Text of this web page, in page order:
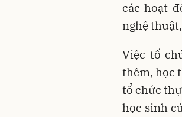
các hoạt
nghệ
Việc tổ
thêm, học
tổ chức
học sinh